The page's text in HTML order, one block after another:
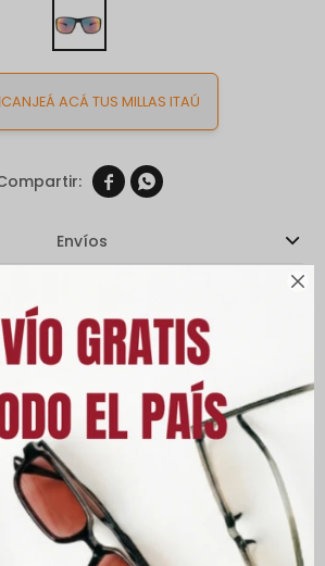

CANJEÁ ACÁ TUS MILLAS ITAÚ
 
Envíos
Medios de pago
Descripción